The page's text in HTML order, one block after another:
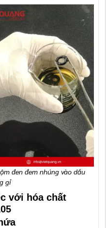
đen đem nhúng vào dầu
gỉ
với hóa chất